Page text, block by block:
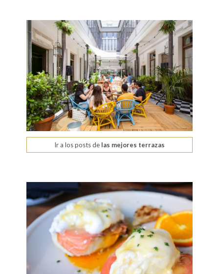
Ir a los posts de las mejores terrazas